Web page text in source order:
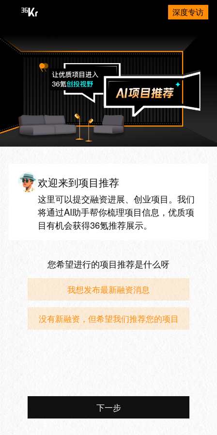
深度专访
欢迎来到项目推荐
这里可以提交融资进展、创业项目。我们
将通过AI助手帮你梳理项目信息，优质项
目有机会获得36氪推荐展示。
您希望进行的项目推荐是什么呀
我想发布最新融资消息
没有新融资，但希望我们推荐您的项目
下一步